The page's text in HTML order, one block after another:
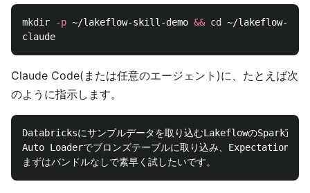
mkdir -p ~/lakeflow-skill-demo && cd
~/lakeflow-
Claude Code(または任意のエージェント)に、たとえば次
のように指示します。
Databricksにサンプルデータを取り込むLakeflowのSpark宣言
Auto Loaderでブロンズテーブルに取り込み、Expectationsで